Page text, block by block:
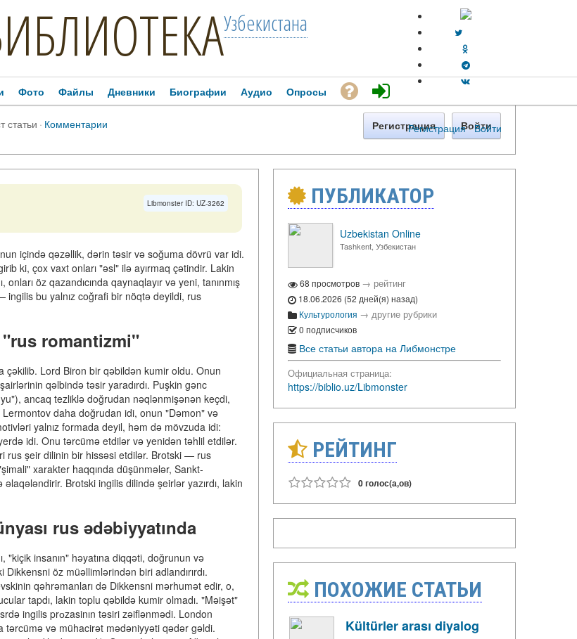
Узбекистана
Регистрация · Войти
Фото Файлы Дневники Биографии Аудио Опросы
статьи · Комментарии Регистрация Войти
Libmonster ID: UZ-3262
içində qəzəllik, dərin təsir və soğuma dövrü var idi.
ki, çox vaxt onları "əsl" ilə ayırmaq çətindir. Lakin
öz qazandıcında qaynaqlayır və yeni, tanınmış
ingilis bu yalnız coğrafi bir nöqtə deyildi, rus
romantizmi"
çəkilib. Lord Biron bir qəbildən kumir oldu. Onun
qəlbində təsir yaradırdı. Puşkin gənc
ancaq tezliklə doğrudan nəqlənmişənən keçdi,
daha doğrudan idi, onun "Dəmon" və
yalnız formada deyil, həm də mövzuda idi:
idi. Onu tərcümə etdilər və yenidən təhlil etdilər.
rus şeir dilinin bir hissəsi etdilər. Brotski — rus
xarakter haqqında düşünmələr, Sankt-
Brotski ingilis dilində şeirlər yazırdı, lakin
rus ədəbiyyatında
"kiçik insanın" həyatına diqqəti, doğrunun və
öz müəllimlərindən biri adlandırırdı.
qəhrəmanları də Dikkensni mərhumət edir, o,
tapdı, lakin toplu qəbildə kumir olmadı. "Məişət"
ingilis prоzasinın təsiri zəiflənmədi. London
və mühacirət mədəniyyəti qədər gəldi.
ПУБЛИКАТОР
Uzbekistan Online
Tashkent, Узбекистан
68 просмотров → рейтинг
18.06.2026 (52 дней(я) назад)
Культурология → другие рубрики
0 подписчиков
Все статьи автора на Либмонстре
Официальная страница:
https://biblio.uz/Libmonster
РЕЙТИНГ
0 голос(а,ов)
ПОХОЖИЕ СТАТЬИ
Kültürler arası diyalog